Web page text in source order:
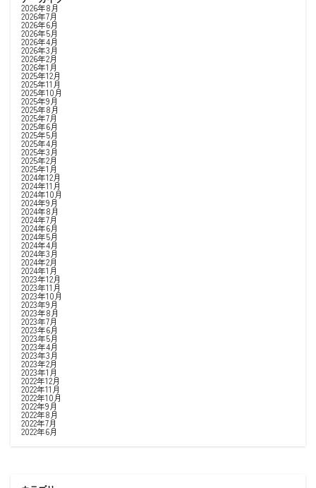
2026年8月
2026年7月
2026年6月
2026年5月
2026年4月
2026年3月
2026年2月
2026年1月
2025年12月
2025年11月
2025年10月
2025年9月
2025年8月
2025年7月
2025年6月
2025年5月
2025年4月
2025年3月
2025年2月
2025年1月
2024年12月
2024年11月
2024年10月
2024年9月
2024年8月
2024年7月
2024年6月
2024年5月
2024年4月
2024年3月
2024年2月
2024年1月
2023年12月
2023年11月
2023年10月
2023年9月
2023年8月
2023年7月
2023年6月
2023年5月
2023年4月
2023年3月
2023年2月
2023年1月
2022年12月
2022年11月
2022年10月
2022年9月
2022年8月
2022年7月
2022年6月